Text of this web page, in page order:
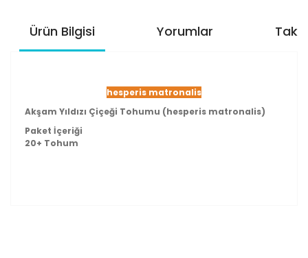
Ürün Bilgisi Yorumlar
hesperis matronalis
Akşam Yıldızı Çiçeği Tohumu (hesperis matronalis)
Paket İçeriği
20+ Tohum